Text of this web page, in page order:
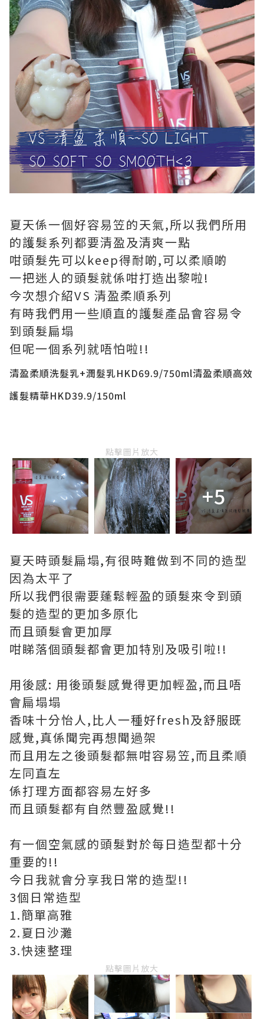
夏天係一個好容易笠的天氣,所以我們所用
的護髮系列都要清盈及清爽一點
咁頭髮先可以keep得耐啲,可以柔順啲
一把迷人的頭髮就係咁打造出黎啦!
今次想介紹VS 清盈柔順系列
有時我們用一些順直的護髮產品會容易令
到頭髮扁塌
但呢一個系列就唔怕啦!!
清盈柔順洗髮乳+潤髮乳HKD69.9/750ml清盈柔順高效
護髮精華HKD39.9/150ml
點擊圖片放大
+5
夏天時頭髮扁塌,有很時難做到不同的造型
因為太平了
所以我們很需要蓬鬆輕盈的頭髮來令到頭
髮的造型的更加多原化
而且頭髮會更加厚
咁睇落個頭髮都會更加特別及吸引啦!!
用後感: 用後頭髮感覺得更加輕盈,而且唔
會扁塌塌
香味十分怡人,比人一種好fresh及舒服既
感覺,真係聞完再想聞過架
而且用左之後頭髮都無咁容易笠,而且柔順
左同直左
係打理方面都容易左好多
而且頭髮都有自然豐盈感覺!!
有一個空氣感的頭髮對於每日造型都十分
重要的!!
今日我就會分享我日常的造型!!
3個日常造型
1.簡單高雅
2.夏日沙灘
3.快速整理
點擊圖片放大